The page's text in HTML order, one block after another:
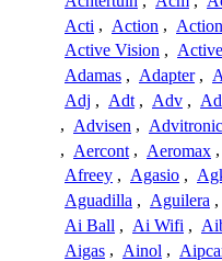
Acti , Action ,
Active Vision ,
Adamas , Adapter ,
Adj , Adt , Adv ,
, Advisen ,
, Aercont , Aeromax ,
Afreey , Agasio ,
Aguadilla , Aguilera ,
Ai Ball , Ai Wifi ,
Aigas , Ainol ,